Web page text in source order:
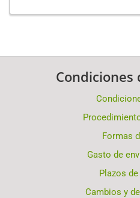
Condiciones
Formas
Gasto de
Plazos
Cambios y